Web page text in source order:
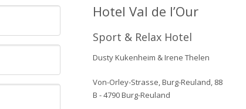
Hotel Val de l’Our
Sport & Relax Hotel
Dusty Kukenheim & Irene Thelen
Von-Orley-Strasse, Burg-Reuland, 88
B - 4790 Burg-Reuland